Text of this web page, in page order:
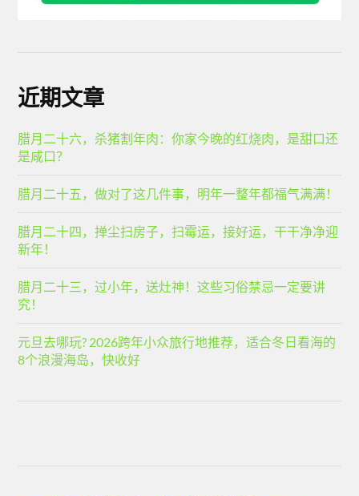
近期文章
腊月二十六，杀猪割年肉：你家今晚的红烧肉，是甜口还
是咸口？
腊月二十五，做对了这几件事，明年一整年都福气满满！
腊月二十四，掸尘扫房子，扫霉运，接好运，干干净净迎
新年！
腊月二十三，过小年，送灶神！这些习俗禁忌一定要讲
究！
元旦去哪玩? 2026跨年小众旅行地推荐，适合冬日看海的
8个浪漫海岛，快收好